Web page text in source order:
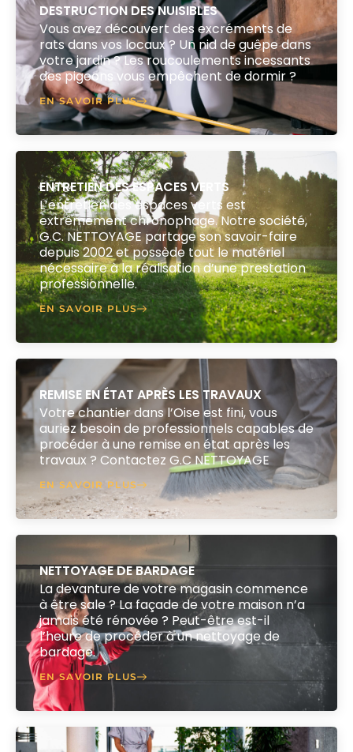
DESTRUCTION DES NUISIBLES
Vous avez découvert des excréments de
rats dans vos locaux ? Un nid de guêpe dans
votre jardin ? Les roucoulements incessants
des pigeons vous empêchent de dormir ?
EN SAVOIR PLUS
ENTRETIEN DES ESPACES VERTS
L’entretien des espaces verts est
extrêmement chronophage. Notre société,
G.C. NETTOYAGE partage son savoir-faire
depuis 2002 et possède tout le matériel
nécessaire à la réalisation d’une prestation
professionnelle.
EN SAVOIR PLUS
REMISE EN ÉTAT APRÈS LES TRAVAUX
Votre chantier dans l’Oise est fini, vous
auriez besoin de professionnels capables de
procéder à une remise en état après les
travaux ? Contactez G.C NETTOYAGE
EN SAVOIR PLUS
NETTOYAGE DE BARDAGE
La devanture de votre magasin commence
à être sale ? La façade de votre maison n’a
jamais été rénovée ? Peut-être est-il
l’heure de procéder à un nettoyage de
bardage.
EN SAVOIR PLUS